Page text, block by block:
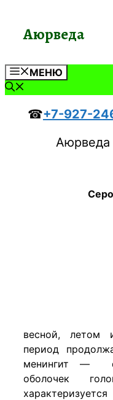
Аюрведа
МЕНЮ
☎+7-927-
Аюрведа
весной, летом
период
менингит —
оболочек